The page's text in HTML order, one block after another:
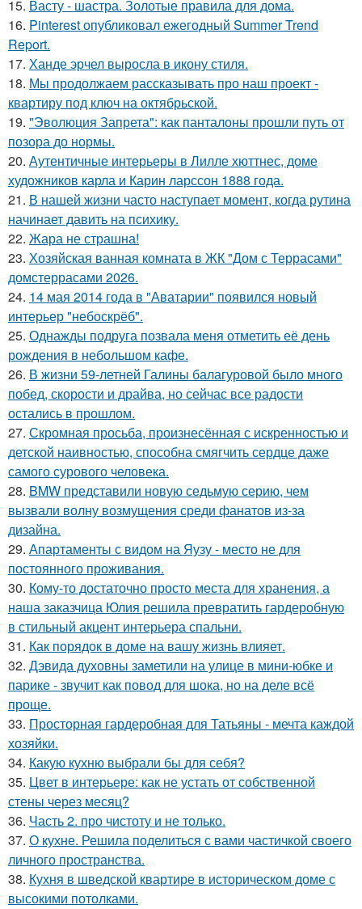
15. Васту - шастра. Золотые правила для дома.
16. Pinterest опубликовал ежегодный Summer Trend
Report.
17. Ханде эрчел выросла в икону стиля.
18. Мы продолжаем рассказывать про наш проект -
квартиру под ключ на октябрьской.
19. "Эволюция Запрета": как панталоны прошли путь от
позора до нормы.
20. Аутентичные интерьеры в Лилле хюттнес, доме
художников карла и Карин ларссон 1888 года.
21. В нашей жизни часто наступает момент, когда рутина
начинает давить на психику.
22. Жара не страшна!
23. Хозяйская ванная комната в ЖК "Дом с Террасами"
домстеррасами 2026.
24. 14 мая 2014 года в "Аватарии" появился новый
интерьер "небоскрёб".
25. Однажды подруга позвала меня отметить её день
рождения в небольшом кафе.
26. В жизни 59-летней Галины балагуровой было много
побед, скорости и драйва, но сейчас все радости
остались в прошлом.
27. Скромная просьба, произнесённая с искренностью и
детской наивностью, способна смягчить сердце даже
самого сурового человека.
28. BMW представили новую седьмую серию, чем
вызвали волну возмущения среди фанатов из-за
дизайна.
29. Апартаменты с видом на Яузу - место не для
постоянного проживания.
30. Кому-то достаточно просто места для хранения, а
наша заказчица Юлия решила превратить гардеробную
в стильный акцент интерьера спальни.
31. Как порядок в доме на вашу жизнь влияет.
32. Дэвида духовны заметили на улице в мини-юбке и
парике - звучит как повод для шока, но на деле всё
проще.
33. Просторная гардеробная для Татьяны - мечта каждой
хозяйки.
34. Какую кухню выбрали бы для себя?
35. Цвет в интерьере: как не устать от собственной
стены через месяц?
36. Часть 2. про чистоту и не только.
37. О кухне. Решила поделиться с вами частичкой своего
личного пространства.
38. Кухня в шведской квартире в историческом доме с
высокими потолками.